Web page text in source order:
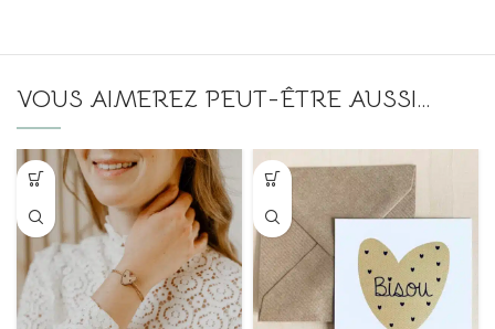
VOUS AIMEREZ PEUT-ÊTRE AUSSI…